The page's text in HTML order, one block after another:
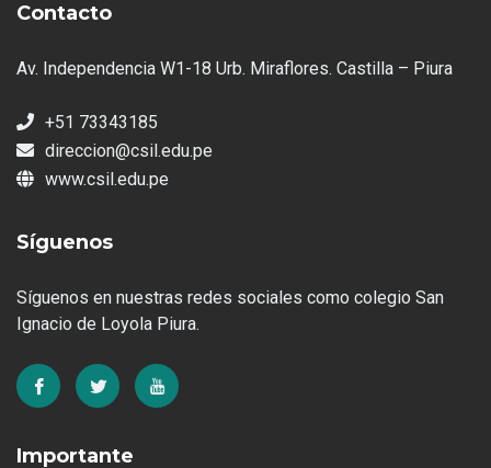
Contacto
Av. Independencia W1-18 Urb. Miraflores. Castilla – Piura
+51 73343185
direccion@csil.edu.pe
www.csil.edu.pe
Síguenos
Síguenos en nuestras redes sociales como colegio San
Ignacio de Loyola Piura.
Importante